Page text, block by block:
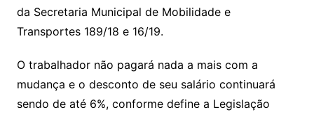
da Secretaria Municipal de Mobilidade e
Transportes 189/18 e 16/19.
O trabalhador não pagará nada a mais com a
mudança e o desconto de seu salário continuará
sendo de até 6%, conforme define a Legislação